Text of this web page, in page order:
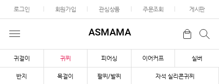
로그인 회원가입 관심상품 주문조회 게시판
ASMAMA
귀걸이 귀찌 피어싱 이어커프 실버
반지 목걸이 팔찌/발찌 자석 실리콘귀찌